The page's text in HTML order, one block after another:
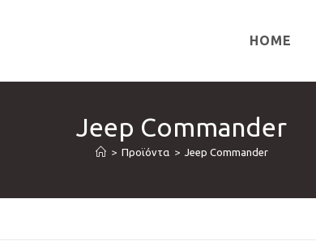
HOME
Jeep Commander
> Προϊόντα > Jeep Commander